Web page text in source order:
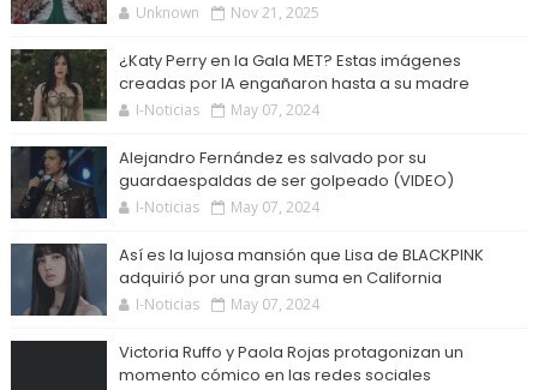
Unknown Nov 21, 2025
¿Katy Perry en la Gala MET? Estas imágenes
creadas por IA engañaron hasta a su madre
I-Noticias May 07, 2024
Alejandro Fernández es salvado por su
guardaespaldas de ser golpeado (VIDEO)
I-Noticias May 07, 2024
Así es la lujosa mansión que Lisa de BLACKPINK
adquirió por una gran suma en California
I-Noticias May 07, 2024
Victoria Ruffo y Paola Rojas protagonizan un
momento cómico en las redes sociales